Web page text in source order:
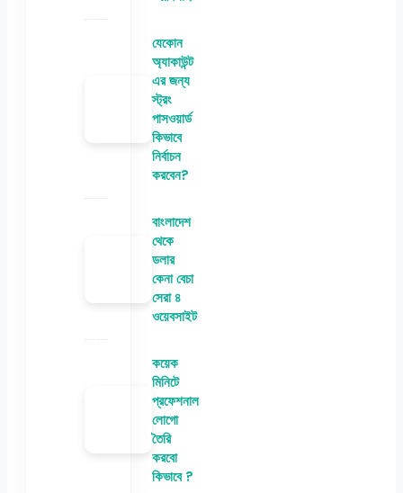
যেকোন
অ্যাকাউন্ট
এর জন্য
স্ট্রং
পাসওয়ার্ড
কিভাবে
নির্বাচন
করবেন?
বাংলাদেশ
থেকে
ডলার
কেনা বেচা
সেরা ৪
ওয়েবসাইট
কয়েক
মিনিটে
প্রফেশনাল
লোগো
তৈরি
করবো
কিভাবে ?